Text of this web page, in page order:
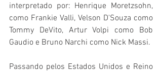
interpretado por: Henrique Moretzsohn,
como Frankie Valli, Velson D'Souza como
Tommy DeVito, Artur Volpi como Bob
Gaudio e Bruno Narchi como Nick Massi.
Passando pelos Estados Unidos e Reino